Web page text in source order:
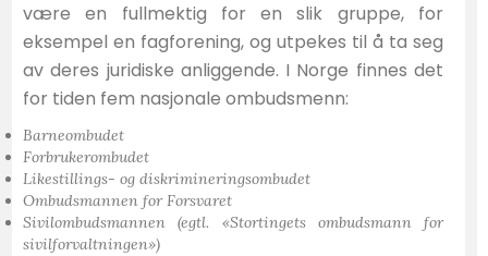
være en fullmektig for en slik gruppe, for
eksempel en fagforening, og utpekes til å ta seg
av deres juridiske anliggende. I Norge finnes det
for tiden fem nasjonale ombudsmenn:
Barneombudet
Forbrukerombudet
Likestillings- og diskrimineringsombudet
Ombudsmannen for Forsvaret
Sivilombudsmannen(egtl. «Stortingets ombudsmann for
sivilforvaltningen»)